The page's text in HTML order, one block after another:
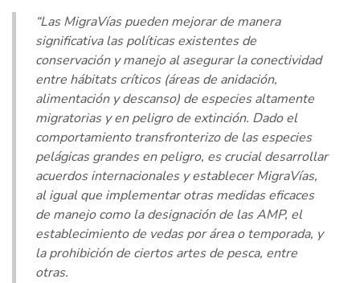
“Las MigraVías pueden mejorar de manera
significativa las políticas existentes de
conservación y manejo al asegurar la conectividad
entre hábitats críticos (áreas de anidación,
alimentación y descanso) de especies altamente
migratorias y en peligro de extinción. Dado el
comportamiento transfronterizo de las especies
pelágicas grandes en peligro, es crucial desarrollar
acuerdos internacionales y establecer MigraVías,
al igual que implementar otras medidas eficaces
de manejo como la designación de las AMP, el
establecimiento de vedas por área o temporada, y
la prohibición de ciertos artes de pesca, entre
otras.